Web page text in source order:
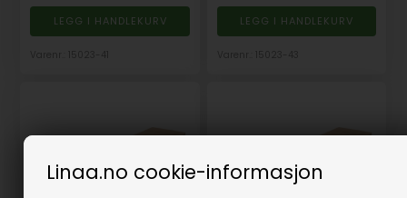
Linaa.no cookie-informasjon